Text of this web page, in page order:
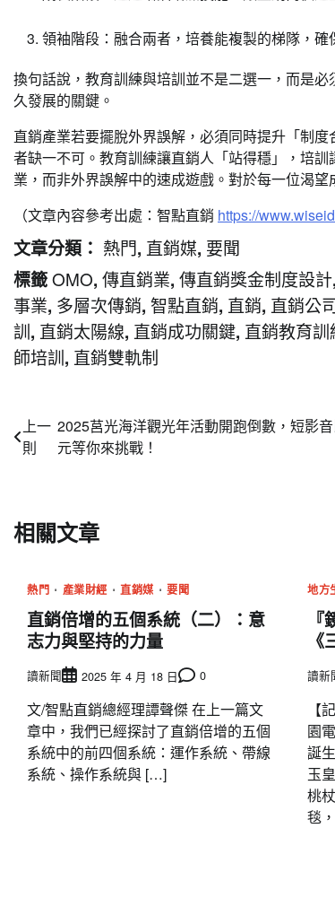
領袖階段：融合兩者，培養能複製的梯隊，確
換句話說，教育訓練與培訓並不是二選一，而是
久發展的關鍵。
直銷產業若要擺脫外界誤解，必須同時提升「制
者缺一不可。教育訓練讓直銷人「站得穩」，培
業，而非外界誤解中的速成遊戲。對於每一位渴
（文章內容參考出處：智點直銷 https://
文章分類： 熱門, 直銷媒, 要聞
標籤OMO, 傳直銷業, 傳直銷獎金制度設計,
事業, 多層次傳銷, 智點直銷, 直銷, 直銷公
訓, 直銷太陽線, 直銷成功關鍵, 直銷教育訓
師培訓, 直銷雙軌制
文
章
覽
上一
則
2025莒光海洋觀光年活動開跑倒數，短影
元等你來挑戰！
相關文章
熱門 產業財經 直銷媒 要聞
直銷倍增的五個系統（二）：意
志力與堅持的力量
讀新聞 2025 年 4 月 18 日 0
文/智點直銷總經理譚聲傑 在上一篇文
章中，我們已經探討了直銷倍增的五個
系統中的前四個系統：運作系統、帶線
系統、操作系統與 […]
地方
讀新
【
園
誕
玉
桃
毯